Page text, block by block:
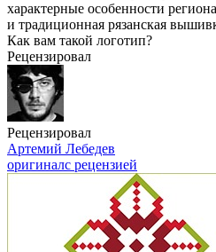
характерные особенности
и традиционная рязанская
Как вам такой логотип?
Рецензировал
Рецензировал
Артемий Лебедев
оригиналс рецензией